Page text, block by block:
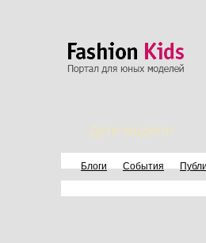
Дети модели
Блоги События